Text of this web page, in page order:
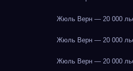
Жюль Верн — 20 000
Жюль Верн — 20 000
Жюль Верн — 20 000